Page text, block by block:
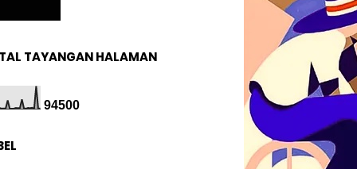
TAYANGAN HALAMAN
94500